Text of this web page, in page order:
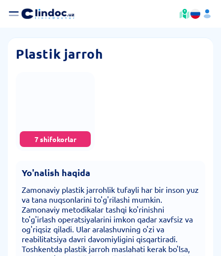
Plastik jarroh
7 shifokorlar
Yo'nalish haqida
Zamonaviy plastik jarrohlik tufayli har bir inson yuz
va tana nuqsonlarini to'g'rilashi mumkin.
Zamonaviy metodikalar tashqi ko'rinishni
to'g'irlash operatsiyalarini imkon qadar xavfsiz va
og'riqsiz qiladi. Ular aralashuvning o'zi va
reabilitatsiya davri davomiyligini qisqartiradi.
Toshkentda plastik jarroh maslahati kerak bo'lsa,